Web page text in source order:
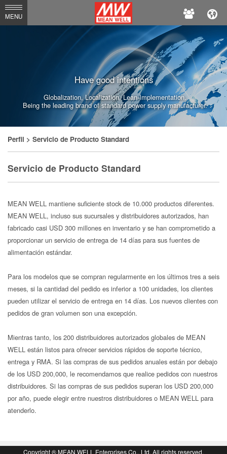
MEAN
WELL
MENU
Have good intentions
Globalization, Localization, Lean-Implementation.
Being the leading brand of standard power supply manufacturer.
Perfil > Servicio de Producto Standard
Servicio de Producto Standard
MEAN WELL mantiene suficiente stock de 10.000 productos diferentes.
MEAN WELL, incluso sus sucursales y distribuidores autorizados, han
fabricado casi USD 300 millones en inventario y se han comprometido a
proporcionar un servicio de entrega de 14 días para sus fuentes de
alimentación estándar.
Para los modelos que se compran regularmente en los últimos tres a seis
meses, si la cantidad del pedido es inferior a 100 unidades, los clientes
pueden utilizar el servicio de entrega en 14 días. Los nuevos clientes con
pedidos de gran volumen son una excepción.
Mientras tanto, los 200 distribuidores autorizados globales de MEAN
WELL están listos para ofrecer servicios rápidos de soporte técnico,
entrega y RMA. Si las compras de sus pedidos anuales están por debajo
de los USD 200,000, le recomendamos que realice pedidos con nuestros
distribuidores. Si las compras de sus pedidos superan los USD 200,000
por año, puede elegir entre nuestros distribuidores o MEAN WELL para
atenderlo.
Copyright ® MEAN WELL Enterprises Co., Ltd. All rights reserved.